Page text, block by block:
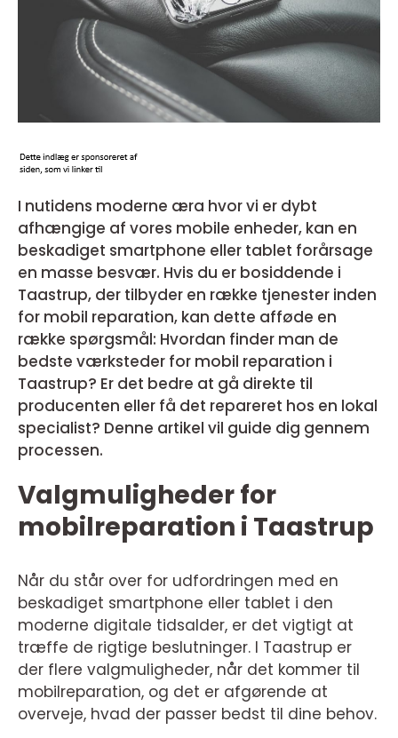
I nutidens moderne æra hvor vi er dybt
afhængige af vores mobile enheder, kan en
beskadiget smartphone eller tablet forårsage
en masse besvær. Hvis du er bosiddende i
Taastrup, der tilbyder en række tjenester inden
for mobil reparation, kan dette afføde en
række spørgsmål: Hvordan finder man de
bedste værksteder for mobil reparation i
Taastrup? Er det bedre at gå direkte til
producenten eller få det repareret hos en lokal
specialist? Denne artikel vil guide dig gennem
processen.
Valgmuligheder for
mobilreparation i Taastrup
Når du står over for udfordringen med en
beskadiget smartphone eller tablet i den
moderne digitale tidsalder, er det vigtigt at
træffe de rigtige beslutninger. I Taastrup er
der flere valgmuligheder, når det kommer til
mobilreparation, og det er afgørende at
overveje, hvad der passer bedst til dine behov.